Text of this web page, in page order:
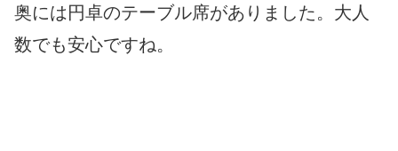
奥には円卓のテーブル席がありました。大人
数でも安心ですね。